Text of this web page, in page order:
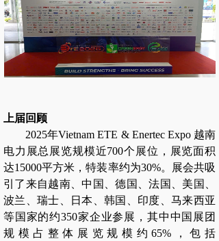
上届回顾
2025年Vietnam ETE & Enertec Expo 越南
电力展总展览规模近700个展位，展览面积
达15000平方米，特装率约为30%。展会共吸
引了来自越南、中国、德国、法国、美国、
波兰、瑞士、日本、韩国、印度、马来西亚
等国家的约350家企业参展，其中中国展团
规模占整体展览规模约65%，包括